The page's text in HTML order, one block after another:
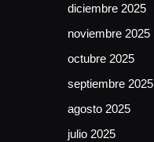
diciembre 2025
noviembre 2025
octubre 2025
septiembre 2025
agosto 2025
julio 2025